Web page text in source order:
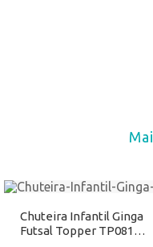
Chuteira Infantil Ginga
Futsal Topper TP08190